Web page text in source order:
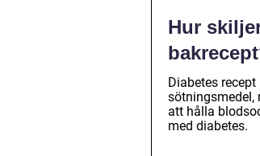
Hur
Diabetes
sötningsmedel,
att hålla
med diabetes.